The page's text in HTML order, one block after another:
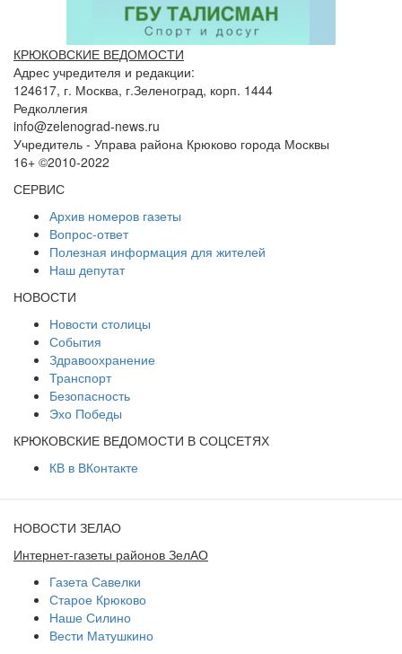
КРЮКОВСКИЕ ВЕДОМОСТИ
Адрес учредителя и редакции:
124617, г. Москва, г.Зеленоград, корп. 1444
Редколлегия
info@zelenograd-news.ru
Учредитель - Управа района Крюково города Москвы
16+ ©2010-2022
СЕРВИС
Архив номеров газеты
Вопрос-ответ
Полезная информация для жителей
Наш депутат
НОВОСТИ
Новости столицы
События
Здравоохранение
Транспорт
Безопасность
Эхо Победы
КРЮКОВСКИЕ ВЕДОМОСТИ В СОЦСЕТЯХ
КВ в ВКонтакте
НОВОСТИ ЗЕЛАО
Интернет-газеты районов ЗелАО
Газета Савелки
Старое Крюково
Наше Силино
Вести Матушкино